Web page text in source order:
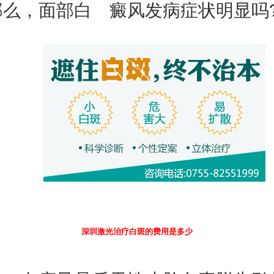
么，面部白 癜风发病症状明显吗
深圳激光治疗白斑的费用是多少